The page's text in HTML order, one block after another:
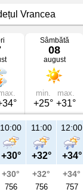
Sâmbătă
08
august
min.
+25°
max.
+31°
10:00
+30°
+30°
756
11:00
+32°
+32°
756
12:00
+34°
+34°
757